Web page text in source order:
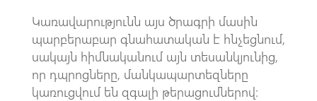
Կառավարությունն այս ծրագրի մասին
պարբերաբար գնահատական է հնչեցնում,
սակայն հիմնականում այն տեսանկյունից,
որ դպրոցները, մանկապարտեզները
կառուցվում են զգալի թերացումներով։